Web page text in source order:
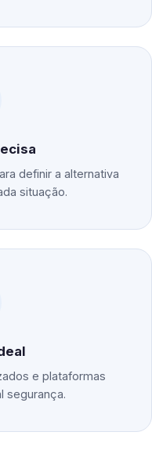
definir a alternativa
situação.
e plataformas
segurança.